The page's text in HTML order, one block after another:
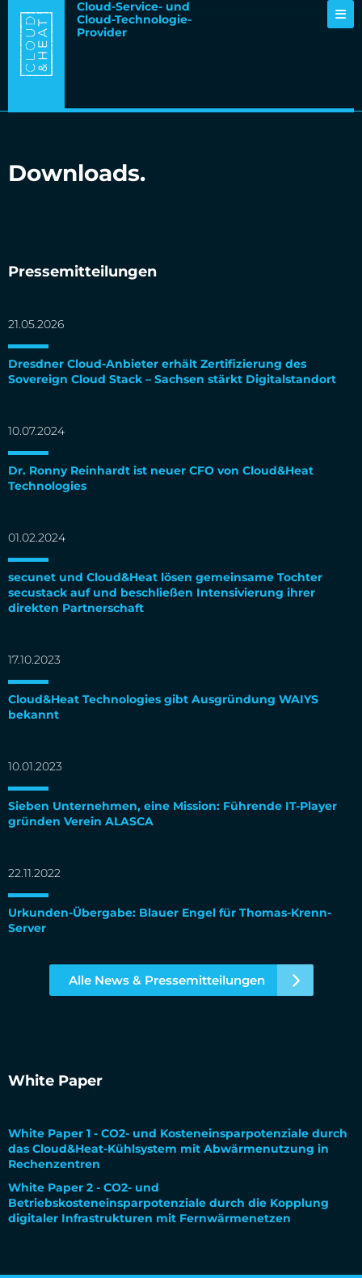
Cloud-Service- und
Cloud-Technologie-
Provider
Downloads.
Pressemitteilungen
21.05.2026
Dresdner Cloud-Anbieter erhält Zertifizierung des
Sovereign Cloud Stack – Sachsen stärkt Digitalstandort
10.07.2024
Dr. Ronny Reinhardt ist neuer CFO von Cloud&Heat
Technologies
01.02.2024
secunet und Cloud&Heat lösen gemeinsame Tochter
secustack auf und beschließen Intensivierung ihrer
direkten Partnerschaft
17.10.2023
Cloud&Heat Technologies gibt Ausgründung WAIYS
bekannt
10.01.2023
Sieben Unternehmen, eine Mission: Führende IT-Player
gründen Verein ALASCA
22.11.2022
Urkunden-Übergabe: Blauer Engel für Thomas-Krenn-
Server
Alle News & Pressemitteilungen
White Paper
White Paper 1 - CO2- und Kosteneinsparpotenziale durch
das Cloud&Heat-Kühlsystem mit Abwärmenutzung in
Rechenzentren
White Paper 2 - CO2- und
Betriebskosteneinsparpotenziale durch die Kopplung
digitaler Infrastrukturen mit Fernwärmenetzen